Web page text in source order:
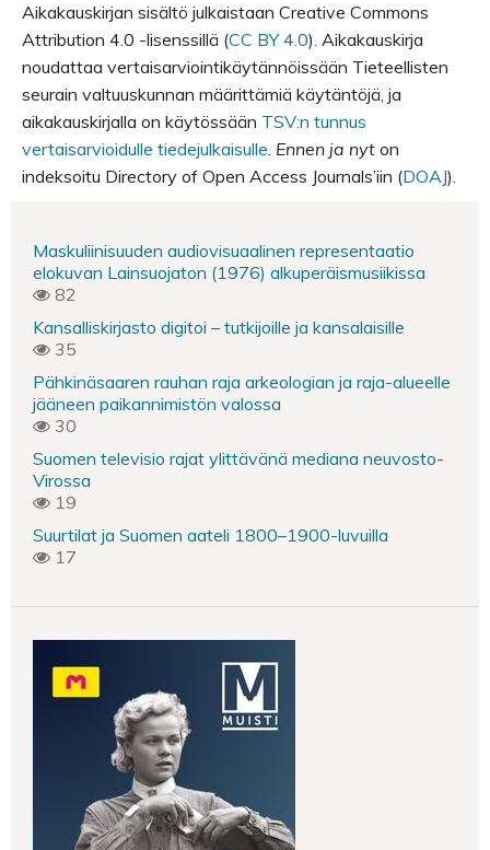
Aikakauskirjan sisältö julkaistaan Creative Commons
Attribution 4.0 -lisenssillä (CC BY 4.0). Aikakauskirja
noudattaa vertaisarviointikäytännöissään Tieteellisten
seurain valtuuskunnan määrittämiä käytäntöjä, ja
aikakauskirjalla on käytössään TSV:n tunnus
vertaisarvioidulle tiedejulkaisulle. Ennen ja nyt on
indeksoitu Directory of Open Access Journals’iin (DOAJ).
Maskuliinisuuden audiovisuaalinen representaatio
elokuvan Lainsuojaton (1976) alkuperäismusiikissa
82
Kansalliskirjasto digitoi – tutkijoille ja kansalaisille
35
Pähkinäsaaren rauhan raja arkeologian ja raja-alueelle
jääneen paikannimistön valossa
30
Suomen televisio rajat ylittävänä mediana neuvosto-
Virossa
19
Suurtilat ja Suomen aateli 1800–1900-luvuilla
17